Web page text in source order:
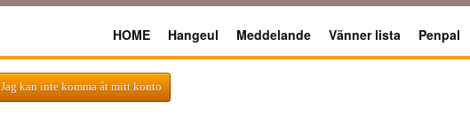
HOME Hangeul Meddelande Vänner lista Penpal
Jag kan inte komma åt mitt konto